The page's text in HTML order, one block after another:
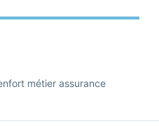
métier assurance